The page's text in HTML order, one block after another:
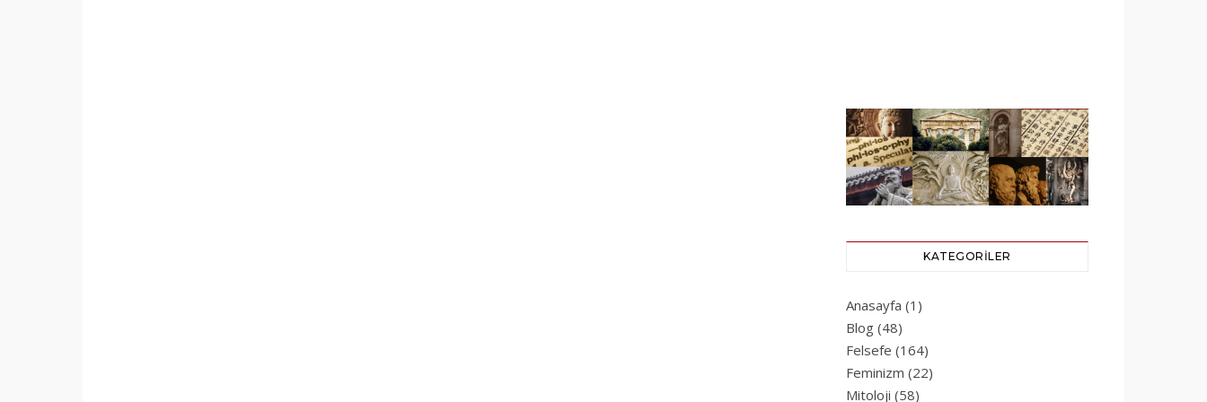
KATEGORILER
Anasayfa (1)
Blog (48)
Felsefe (164)
Feminizm (22)
Mitoloji (58)